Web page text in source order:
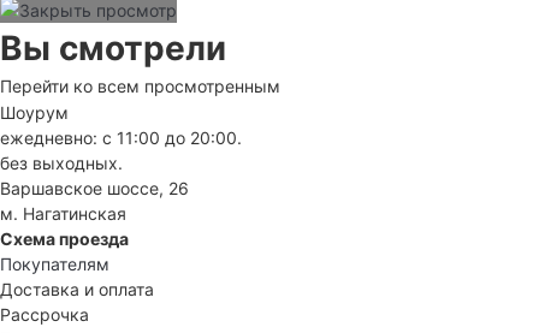
Вы смотрели
Перейти ко всем просмотренным
Шоурум
ежедневно: с 11:00 до 20:00.
без выходных.
Варшавское шоссе, 26
м. Нагатинская
Схема проезда
Покупателям
Доставка и оплата
Рассрочка